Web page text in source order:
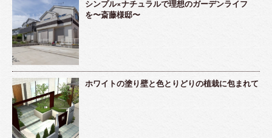
シンプル×ナチュラルで理想のガーデンライフ
を〜斎藤様邸〜
ホワイトの塗り壁と色とりどりの植栽に包まれて